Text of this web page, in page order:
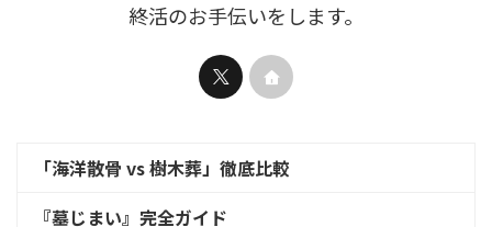
終活のお手伝いをします。
「海洋散骨 vs 樹木葬」徹底比較
『墓じまい』完全ガイド